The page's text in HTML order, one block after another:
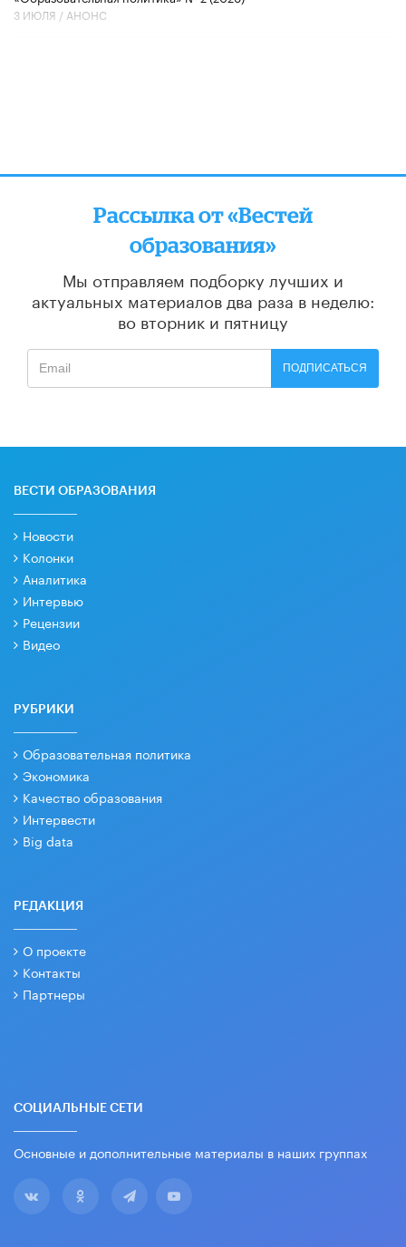
3 ИЮЛЯ / АНОНС
Рассылка от «Вестей
образования»
Мы отправляем подборку лучших и
актуальных материалов два раза в неделю:
во вторник и пятницу
ПОДПИСАТЬСЯ
ВЕСТИ ОБРАЗОВАНИЯ
Новости
Колонки
Аналитика
Интервью
Рецензии
Видео
РУБРИКИ
Образовательная политика
Экономика
Качество образования
Интервести
Big data
РЕДАКЦИЯ
О проекте
Контакты
Партнеры
СОЦИАЛЬНЫЕ СЕТИ
Основные и дополнительные материалы в наших группах